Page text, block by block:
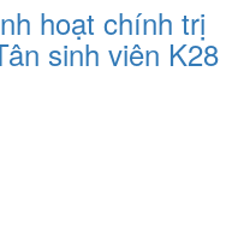
hoạt chính trị
sinh viên K28